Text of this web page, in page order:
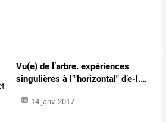
Vu(e) de l’arbre. expériences
singulières à l’"horizontal" d’e-l.…
14 janv. 2017